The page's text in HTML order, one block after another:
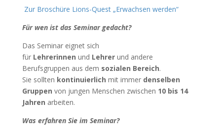
Zur Broschüre Lions-Quest „Erwachsen werden“
Für wen ist das Seminar gedacht?
Das Seminar eignet sich
für Lehrerinnen und Lehrerund andere
Berufsgruppen aus dem sozialen Bereich.
Sie sollten kontinuierlich mit immer denselben
Gruppen von jungen Menschen zwischen 10 bis 14
Jahren arbeiten.
Was erfahren Sie im Seminar?